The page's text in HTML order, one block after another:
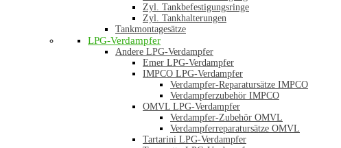
Zyl. Tankbefestigungsringe
Zyl. Tankhalterungen
Tankmontagesätze
LPG-Verdampfer
Andere LPG-Verdampfer
Emer LPG-Verdampfer
IMPCO LPG-Verdampfer
Verdampfer-Reparatursätze IMPCO
Verdampferzubehör IMPCO
OMVL LPG-Verdampfer
Verdampfer-Zubehör OMVL
Verdampferreparatursätze OMVL
Tartarini LPG-Verdampfer